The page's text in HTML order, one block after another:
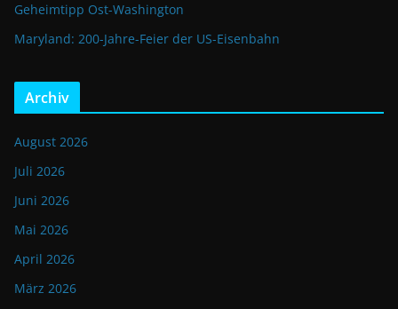
Geheimtipp Ost-Washington
Maryland: 200-Jahre-Feier der US-Eisenbahn
Archiv
August 2026
Juli 2026
Juni 2026
Mai 2026
April 2026
März 2026